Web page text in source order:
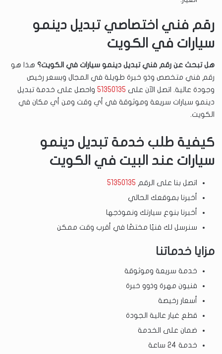
رقم فني اختصاصي تبديل دينمو
سيارات في الكويت
هل تبحث عن رقم فني تبديل دينمو سيارات في الكويت؟ هذا هو
رقم فني متخصص وذو خبرة طويلة في المجال وبسعر رخيص
وجودة عالية. اتصل الآن على 51350135 واحصل على خدمة تبديل
دينمو سيارات سريعة وموثوقة في أي وقت ومن أي مكان في
الكويت.
كيفية طلب خدمة تبديل دينمو
سيارات عند البيت في الكويت
اتصل بنا على الرقم 51350135
أخبرنا بموقعك الحالي
أخبرنا بنوع سيارتك ونموذجها
سنرسل لك فنيًا مختصًا في أقرب وقت ممكن
مزايا خدماتنا
خدمة سريعة وموثوقة
فنيون مهرة وذوو خبرة
أسعار رخيصة
قطع غيار عالية الجودة
ضمان على الخدمة
خدمة 24 ساعة